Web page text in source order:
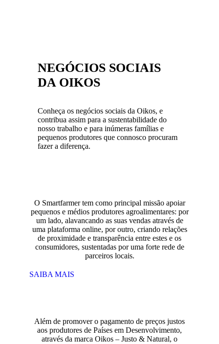
NEGÓCIOS SOCIAIS
DA OIKOS
Conheça os negócios sociais da Oikos, e
contribua assim para a sustentabilidade do
nosso trabalho e para inúmeras famílias e
pequenos produtores que connosco procuram
fazer a diferença.
O Smartfarmer tem como principal missão apoiar
pequenos e médios produtores agroalimentares: por
um lado, alavancando as suas vendas através de
uma plataforma online, por outro, criando relações
de proximidade e transparência entre estes e os
consumidores, sustentadas por uma forte rede de
parceiros locais.
SAIBA MAIS
Além de promover o pagamento de preços justos
aos produtores de Países em Desenvolvimento,
através da marca Oikos – Justo & Natural, o